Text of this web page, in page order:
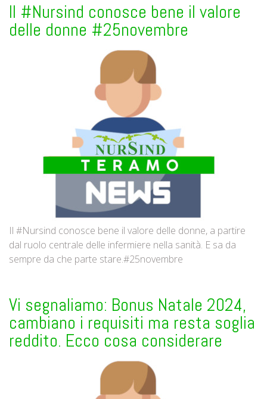
Il #Nursind conosce bene il valore
delle donne #25novembre
Il #Nursind conosce bene il valore delle donne, a partire
dal ruolo centrale delle infermiere nella sanità. E sa da
sempre da che parte stare.#25novembre
Vi segnaliamo: Bonus Natale 2024,
cambiano i requisiti ma resta soglia
reddito. Ecco cosa considerare